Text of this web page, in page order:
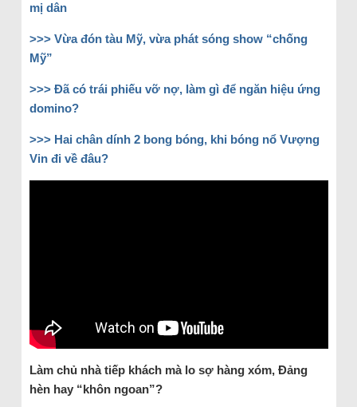
mị dân
>>> Vừa đón tàu Mỹ, vừa phát sóng show “chống
Mỹ”
>>> Đã có trái phiếu vỡ nợ, làm gì để ngăn hiệu ứng
domino?
>>> Hai chân dính 2 bong bóng, khi bóng nổ Vượng
Vin đi về đâu?
Làm chủ nhà tiếp khách mà lo sợ hàng xóm, Đảng
hèn hay “khôn ngoan”?